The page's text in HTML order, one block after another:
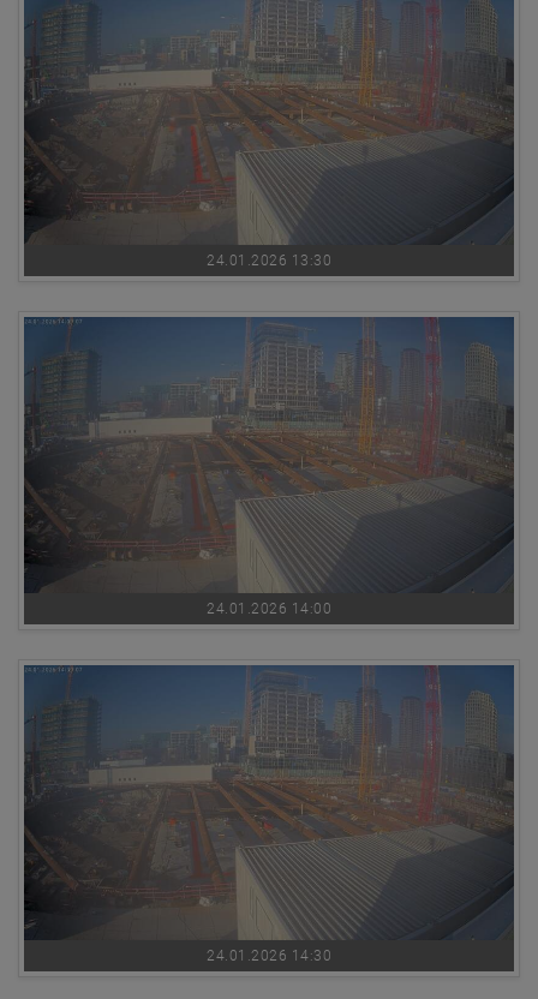
24.01.2026 13:30
24.01.2026 14:00
24.01.2026 14:30